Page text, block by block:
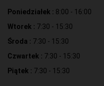
Poniedziałek : 8:00 - 16:00
Wtorek : 7:30 - 15:30
Środa : 7:30 - 15:30
Czwartek : 7:30 - 15:30
Piątek : 7:30 - 15:30